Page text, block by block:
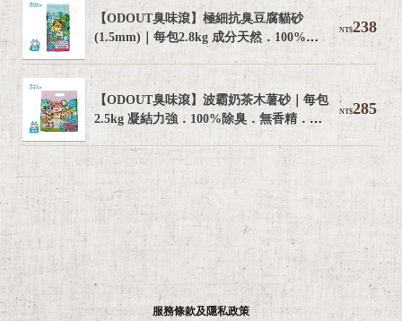
NT$238
【ODOUT臭味滾】極細抗臭豆腐貓砂
(1.5mm)｜每包2.8kg 成分天然．100%除
臭．可沖馬桶
NT$285
【ODOUT臭味滾】波霸奶茶木薯砂｜每包
2.5kg 凝結力強．100%除臭．無香精．無
服務條款及隱私政策